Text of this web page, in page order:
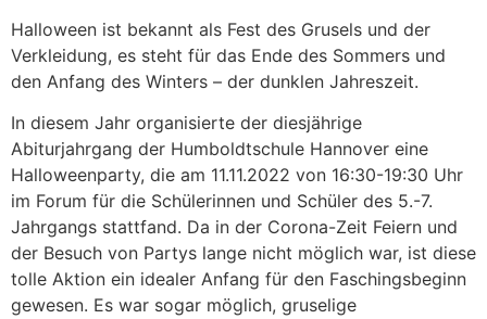
Halloween ist bekannt als Fest des Grusels und der
Verkleidung, es steht für das Ende des Sommers und
den Anfang des Winters – der dunklen Jahreszeit.
In diesem Jahr organisierte der diesjährige
Abiturjahrgang der Humboldtschule Hannover eine
Halloweenparty, die am 11.11.2022 von 16:30-19:30 Uhr
im Forum für die Schülerinnen und Schüler des 5.-7.
Jahrgangs stattfand. Da in der Corona-Zeit Feiern und
der Besuch von Partys lange nicht möglich war, ist diese
tolle Aktion ein idealer Anfang für den Faschingsbeginn
gewesen. Es war sogar möglich, gruselige